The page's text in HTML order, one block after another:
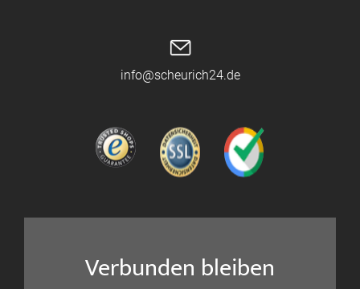
info@scheurich24.de
Verbunden bleiben